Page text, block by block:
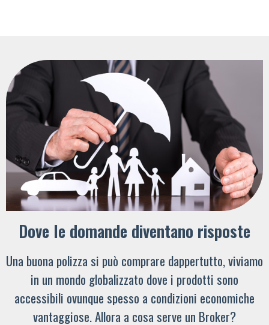
Dove le domande diventano risposte
Una buona polizza si può comprare dappertutto, viviamo
in un mondo globalizzato dove i prodotti sono
accessibili ovunque spesso a condizioni economiche
vantaggiose. Allora a cosa serve un Broker?